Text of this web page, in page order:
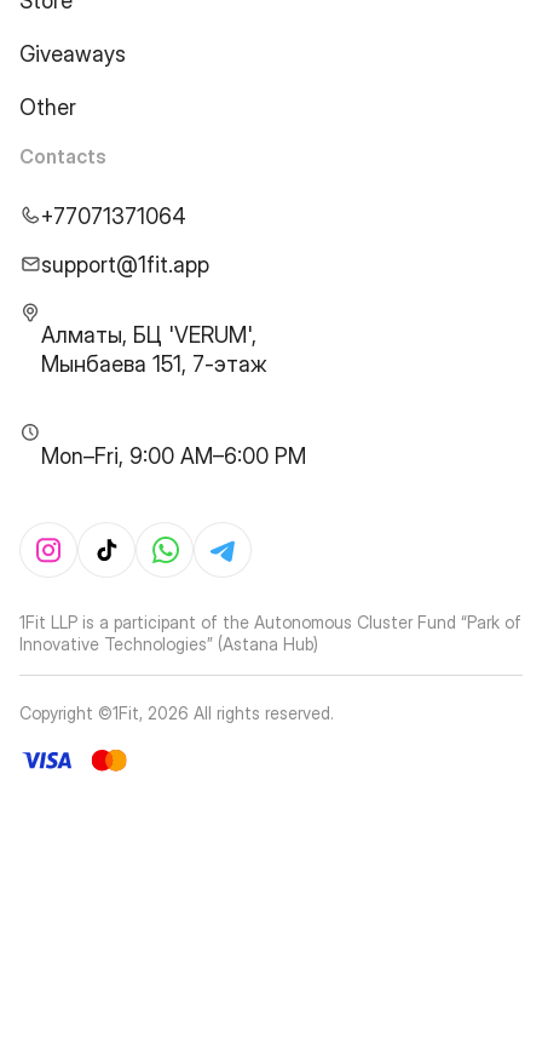
Giveaways
Other
Contacts
+77071371064
support@1fit.app
Алматы, БЦ 'VERUM',
Мынбаева 151, 7-этаж
Mon–Fri, 9:00 AM–6:00 PM
1Fit LLP is a participant of the Autonomous Cluster Fund “Park of
Innovative Technologies” (Astana Hub)
Copyright ©1Fit, 2026 All rights reserved.